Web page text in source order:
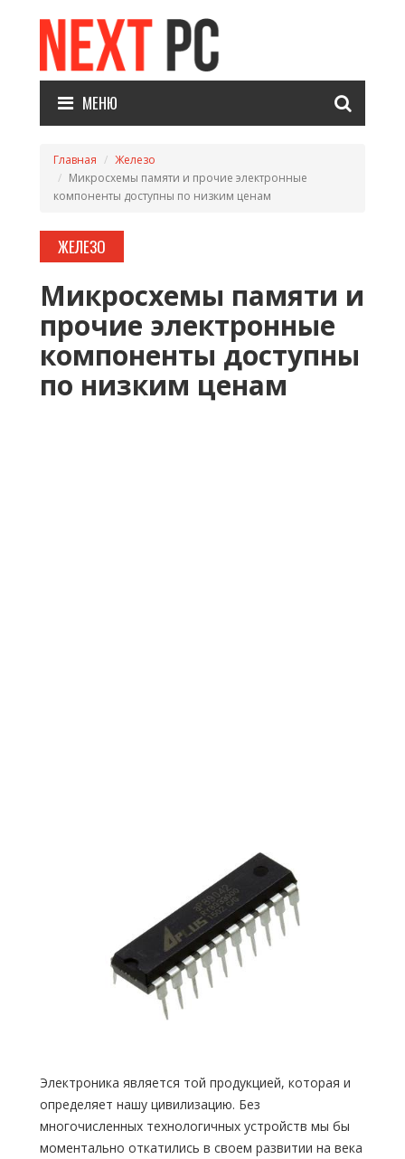
МЕНЮ
Главная
Железо
Микросхемы памяти и прочие электронные
компоненты доступны по низким ценам
ЖЕЛЕЗО
Микросхемы памяти и
прочие электронные
компоненты доступны
по низким ценам
Электроника является той продукцией, которая и
определяет нашу цивилизацию. Без
многочисленных технологичных устройств мы бы
моментально откатились в своем развитии на века